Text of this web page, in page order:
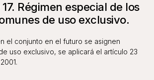
17. Régimen especial de los
de uso exclusivo.
el conjunto en el futuro se asignen
uso exclusivo, se aplicará el artículo 23